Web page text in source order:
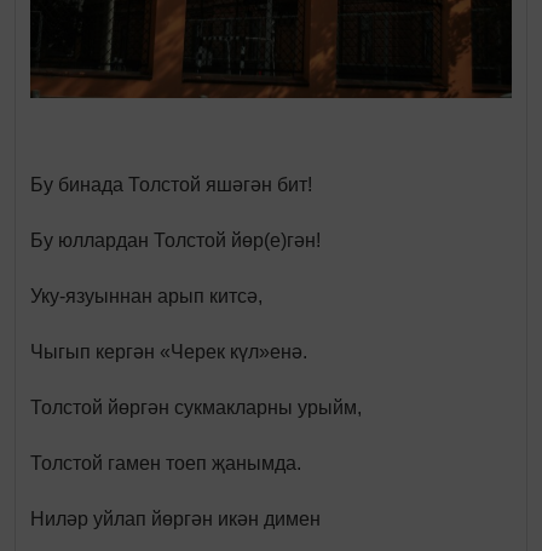
Бу бинада Толстой яшәгән бит!
Бу юллардан Толстой йөр(е)гән!
Уку-язуыннан арып китсә,
Чыгып кергән «Черек күл»енә.
Толстой йөргән сукмакларны урыйм,
Толстой гамен тоеп җанымда.
Ниләр уйлап йөргән икән димен